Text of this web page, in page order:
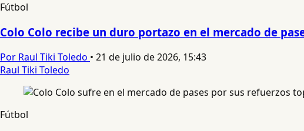
Fútbol
Colo Colo recibe un duro portazo en el mercado de
Por Raul Tiki Toledo • 21 de julio de 2026, 15:43
Raul Tiki Toledo
Fútbol